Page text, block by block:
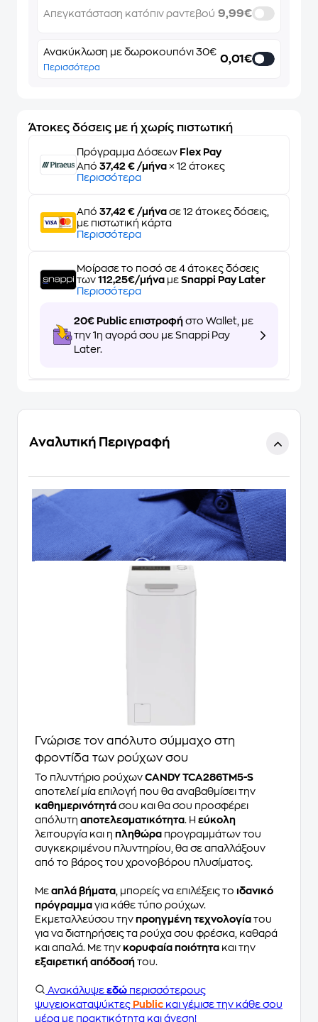
Απεγκατάσταση κατόπιν ραντεβού 9,99€
Ανακύκλωση με δωροκουπόνι 30€
Περισσότερα
0,01€
Άτοκες δόσεις με ή χωρίς πιστωτική
Πρόγραμμα Δόσεων Flex Pay
Από 37,42 € /μήνα × 12 άτοκες
Περισσότερα
Από 37,42 € /μήνα σε 12 άτοκες δόσεις,
με πιστωτική κάρτα
Περισσότερα
Μοίρασε το ποσό σε 4 άτοκες δόσεις
των 112,25€/μήνα με Snappi Pay Later
Περισσότερα
20€ Public επιστροφή στο Wallet, με
την 1η αγορά σου με Snappi Pay
Later.
Αναλυτική Περιγραφή
Γνώρισε τον απόλυτο σύμμαχο στη
φροντίδα των ρούχων σου
Το πλυντήριο ρούχων CANDY TCA286TM5-S
αποτελεί μία επιλογή που θα αναβαθμίσει την
καθημερινότητά σου και θα σου προσφέρει
απόλυτη αποτελεσματικότητα. Η εύκολη
λειτουργία και η πληθώρα προγραμμάτων του
συγκεκριμένου πλυντηρίου, θα σε απαλλάξουν
από το βάρος του χρονοβόρου πλυσίματος.
Με απλά βήματα , μπορείς να επιλέξεις το ιδανικό
πρόγραμμα για κάθε τύπο ρούχων.
Εκμεταλλεύσου την προηγμένη τεχνολογία του
για να διατηρήσεις τα ρούχα σου φρέσκα, καθαρά
και απαλά. Με την κορυφαία ποιότητα και την
εξαιρετική απόδοσή του.
Ανακάλυψε εδώ περισσότερους
ψυγειοκαταψύκτες Public και γέμισε την κάθε σου
μέρα με πρακτικότητα και άνεση!